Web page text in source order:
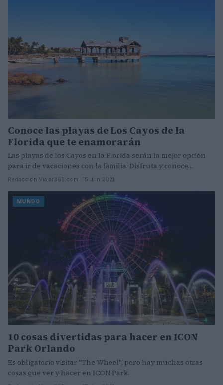
Conoce las playas de Los Cayos de la
Florida que te enamorarán
Las playas de los Cayos en la Florida serán la mejor opción
para ir de vacaciones con la familia. Disfruta y conoce…
Redacción Viajar365.com · 15 Jun 2021
MUNDO
10 cosas divertidas para hacer en ICON
Park Orlando
Es obligatorio visitar "The Wheel", pero hay muchas otras
cosas que ver y hacer en ICON Park.